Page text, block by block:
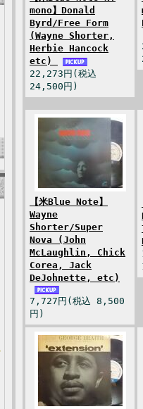
mono】Donald
Byrd/Free Form
(Wayne Shorter,
Herbie Hancock
etc)
22,273円(税込
24,500円)
【米Blue Note】
Wayne
Shorter/Super
Nova (John
McLaughlin, Chick
Corea, Jack
DeJohnette, etc)
7,727円(税込 8,500
円)